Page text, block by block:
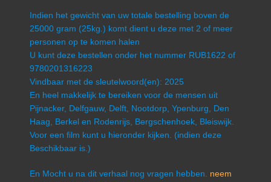
Indien het gewicht van uw totale bestelling boven de
25000 gram (25kg.) komt dient u deze met 2 of meer
personen op te komen halen
U kunt deze bestellen onder het nummer RUB1622 of
9780201316223
Vindbaar met de sleutelwoord(en): 2025
En heel makkelijk te bereiken voor de mensen uit
Pijnacker, Delfgauw, Delft, Nootdorp, Ypenburg, Den
Haag, Berkel en Rodenrijs, Bergschenhoek, Bleiswijk.
Voor een film kunt u hieronder kijken. (indien deze
Beschikbaar is.)
En Mocht u na dit verhaal nog vragen hebben. neem